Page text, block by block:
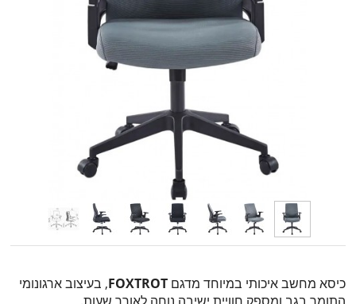
כיסא מחשב איכותי במיוחד מדגם FOXTROT, בעיצוב ארגונומי